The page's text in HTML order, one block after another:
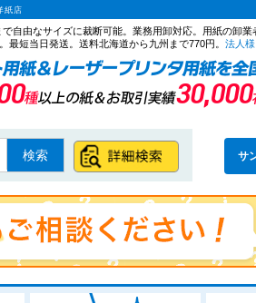
紙店
自由なサイズに裁断可能。業務用卸対応。用紙の卸業
最短当日発送。送料北海道から九州まで770円。 法人様
サ
検索